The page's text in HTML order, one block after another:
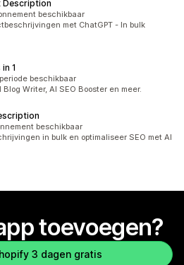
Description
beschikbaar
met ChatGPT - In bulk
1
beschikbaar
Writer, AI SEO Booster en meer.
beschikbaar
in bulk en optimaliseer SEO met AI
toevoegen?
3 dagen gratis